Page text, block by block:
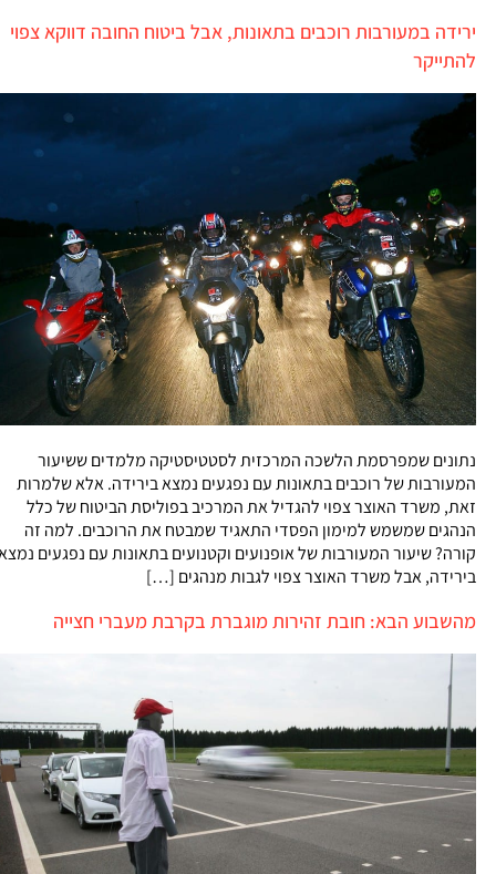
ירידה במעורבות רוכבים בתאונות, אבל ביטוח החובה דווקא צפוי
להתייקר
נתונים שמפרסמת הלשכה המרכזית לסטטיסטיקה מלמדים ששיעור
המעורבות של רוכבים בתאונות עם נפגעים נמצא בירידה. אלא שלמרות
זאת, משרד האוצר צפוי להגדיל את המרכיב בפוליסת הביטוח של כלל
הנהגים שמשמש למימון הפסדי התאגיד שמבטח את הרוכבים. למה זה
קורה? שיעור המעורבות של אופנועים וקטנועים בתאונות עם נפגעים נמצא
בירידה, אבל משרד האוצר צפוי לגבות מנהגים […]
מהשבוע הבא: חובת זהירות מוגברת בקרבת מעברי חצייה